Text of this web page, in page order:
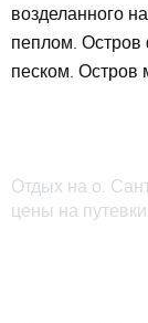
возделанного
пеплом. Остров
песком. Остров
Отдых на о.
цены на